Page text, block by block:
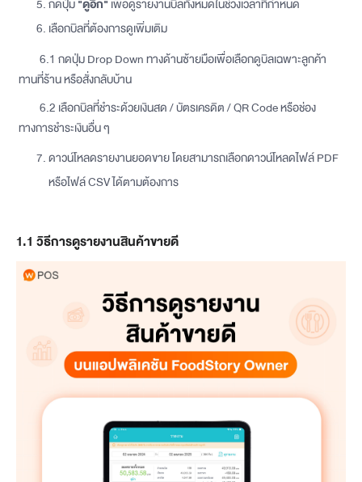
กดปุ่ม"ดูอีก" เพื่อดูรายงานบิลทั้งหมดในช่วงเวลาที่กำหนด
เลือกบิลที่ต้องการดูเพิ่มเติม
6.1 กดปุ่ม Drop Down ทางด้านซ้ายมือเพื่อเลือกดูบิลเฉพาะลูกค้า
ทานที่ร้าน หรือสั่งกลับบ้าน
6.2 เลือกบิลที่ชำระด้วยเงินสด / บัตรเครดิต / QR Code หรือช่อง
ทางการชำระเงินอื่น ๆ
ดาวน์โหลดรายงานยอดขาย โดยสามารถเลือกดาวน์โหลดไฟล์ PDF
หรือไฟล์ CSV ได้ตามต้องการ
1.1 วิธีการดูรายงานสินค้าขายดี